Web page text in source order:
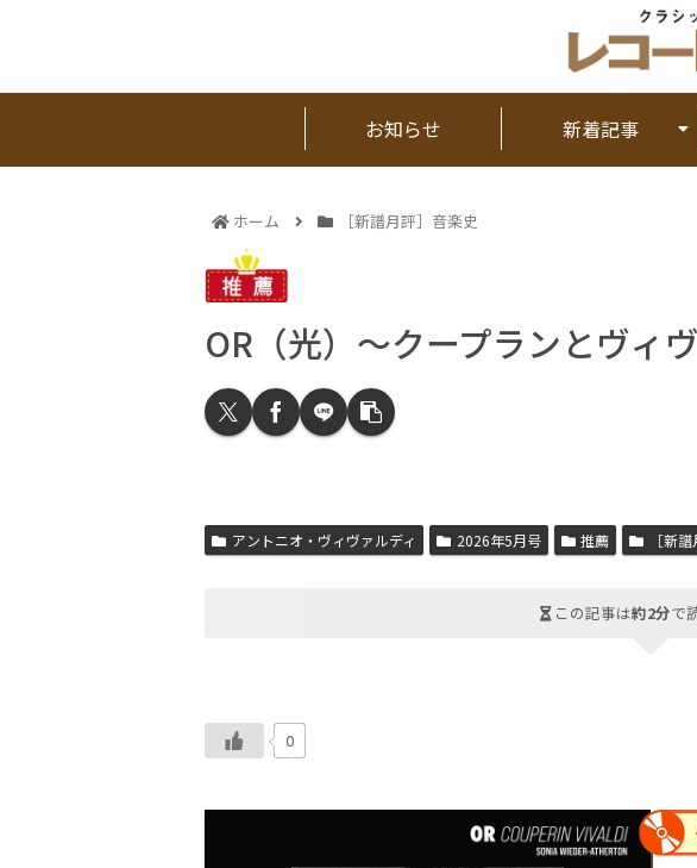
お知らせ 新着記事
ホーム ［新譜月評］音楽史
OR（光）～クープランとヴィ
アントニオ・ヴィヴァルディ 2026年5月号 推薦 ［新
この記事は約2分で
0